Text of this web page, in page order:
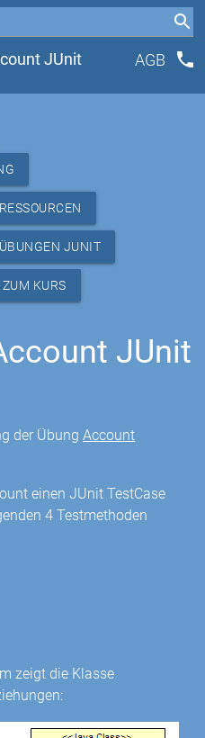
JUnit AGB phone
JUNIT
ZUM KURS
JUnit
der ÜbungAccount
einen JUnit TestCase
4 Testmethoden
zeigt die Klasse